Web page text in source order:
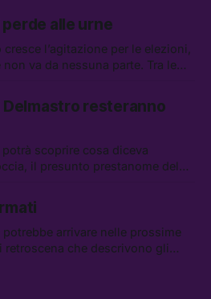
Pakistan e Turchia, la crisi del
altro caso di IA ribelle
perde alle urne
l’agitazione per le elezioni,
va da nessuna parte. Tra le
in sicurezza la coalizione, e
la religione degli agenti IA
resteranno
scoprire cosa diceva
il presunto prestanome del
chiederà 36 miliardi di
e Grokipedia è già stata
arrivare nelle prossime
retroscena che descrivono gli
il boom dei carburanti